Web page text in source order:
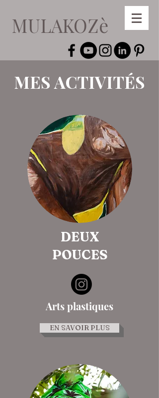
MULAKOZè
MES ACTIVITÉS
DEUX
POUCES
Arts plastiques
EN SAVOIR PLUS